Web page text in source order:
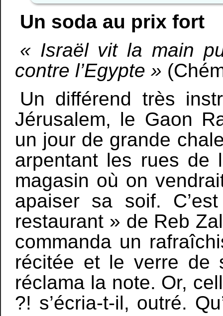
Un soda au prix fort
« Israël vit la main
contre l’Egypte »
Un différend très
Jérusalem, le Gaon
un jour de grande
arpentant les rues de
magasin où on
apaiser sa soif.
restaurant » de Reb
commanda un
récitée et le verre de
réclama la note. Or,
?! s’écria-t-il, outré.